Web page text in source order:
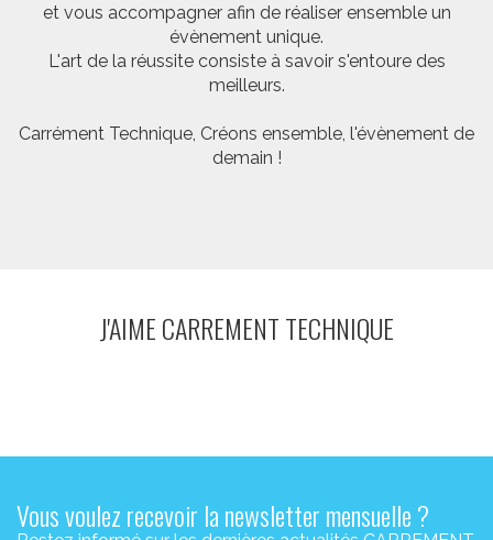
et vous accompagner afin de réaliser ensemble un
évènement unique.
L'art de la réussite consiste à savoir s'entoure des
meilleurs.
Carrément Technique, Créons ensemble, l'évènement de
demain !
J'AIME CARREMENT TECHNIQUE
Vous voulez recevoir la newsletter mensuelle ?